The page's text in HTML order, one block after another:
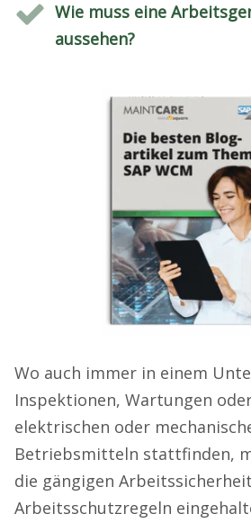
Wie muss eine
aussehen?
Wo auch immer in einem
Inspektionen, Wartungen
elektrischen oder
Betriebsmitteln stattfinden,
die gängigen
Arbeitsschutzregeln